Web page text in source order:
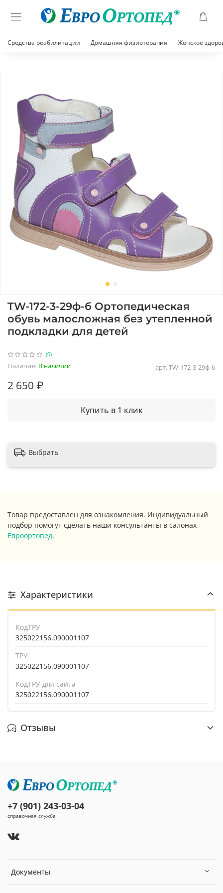
Средства реабилитации Домашняя физиотерапия Женское
(0)
арт.TW-172-3-29ф-б
Наличие: В наличии
TW-172-3-29ф-б Ортопедическая
обувь малосложная без утепленной
подкладки для детей
2 650 ₽
Купить в 1 клик
Выбрать
Товар предоставлен для ознакомления. Индивидуальный
подбор помогут сделать наши консультанты в салонах
Евроортопед.
Характеристики
КодТРУ
325022156.090001107
ТРУ
325022156.090001107
КодТРУ для сайта
325022156.090001107
Отзывы
Документы
+7 (901) 243-03-04
справочная служба